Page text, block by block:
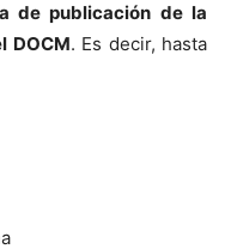
de publicación de la
DOCM. Es decir, hasta